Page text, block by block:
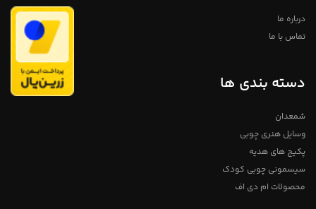
داشته باشید هنگام سفارش، زمان
های تخمینی تحویل حدود 7 الی 14
روز کاری می باشد اگر برای یک
مناسبت خاص در تاریخ خاصی سفارش
می دهید، لطفاً به ما اطلاع دهید و ما
تمام تلاش خود را برای برآورده کردن
زمان مناسب برای تحویل به شما
انجام خواهیم داد. آدمک چوبی ::
نکات تکمیلی :: که دارای رنگ‌ها،
دانه‌ها و گره‌های منحصربه‌فردی
درباره ما
تماس با ما
دسته بندی ها
شمعدان
وسایل هنری چوبی
پکیج های هدیه
سیسمونی چوبی کودک
محصولات ام دی اف